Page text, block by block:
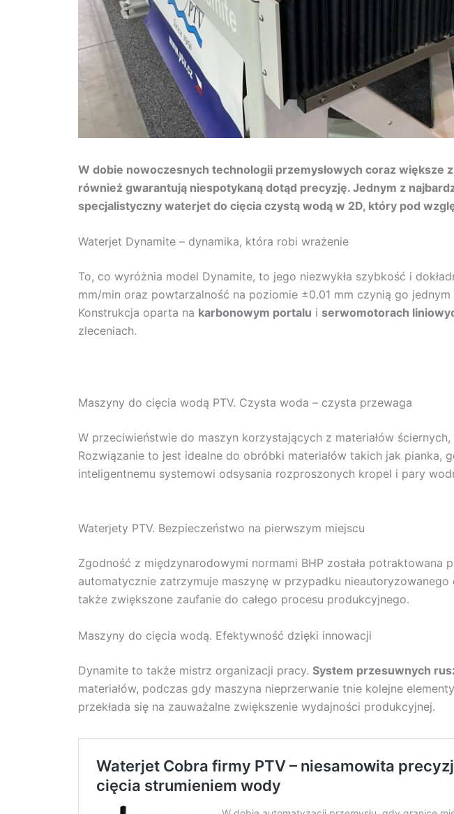
W dobie nowoczesnych technologii przemysłowych coraz większe
również gwarantują niespotykaną dotąd precyzję. Jednym z
specjalistyczny waterjet do cięcia czystą wodą w 2D, który pod
Waterjet Dynamite – dynamika, która robi wrażenie
To, co wyróżnia model Dynamite, to jego niezwykła szybkość i
mm/min oraz powtarzalność na poziomie ±0.01 mm czynią go
Konstrukcja oparta na karbonowym portalu i serwomotorach
zleceniach.
Maszyny do cięcia wodą PTV. Czysta woda – czysta przewaga
W przeciwieństwie do maszyn korzystających z materiałów
Rozwiązanie to jest idealne do obróbki materiałów takich jak pianka,
inteligentnemu systemowi odsysania rozproszonych kropel i pary
Waterjety PTV. Bezpieczeństwo na pierwszym miejscu
Zgodność z międzynarodowymi normami BHP została
automatycznie zatrzymuje maszynę w przypadku
także zwiększone zaufanie do całego procesu produkcyjnego.
Maszyny do cięcia wodą. Efektywność dzięki innowacji
Dynamite to także mistrz organizacji pracy. System przesuwnych
materiałów, podczas gdy maszyna nieprzerwanie tnie kolejne
przekłada się na zauważalne zwiększenie wydajności produkcyjnej.